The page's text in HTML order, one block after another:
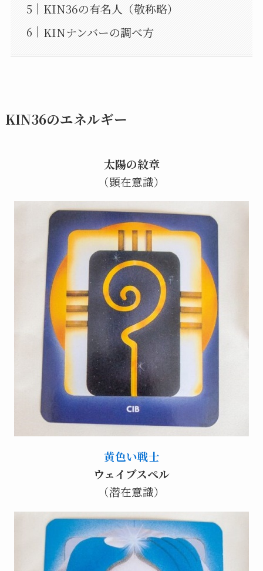
KIN36の有名人（敬称略）
KINナンバーの調べ方
KIN36のエネルギー
太陽の紋章
（顕在意識）
黄色い戦士
ウェイブスペル
（潜在意識）